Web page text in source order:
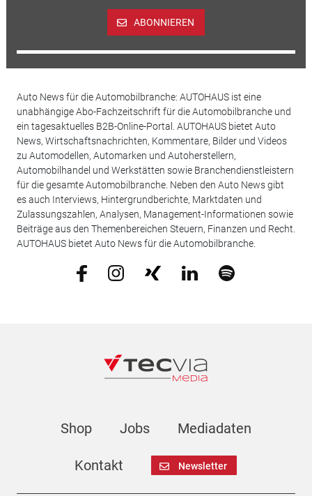
ABONNIEREN
Auto News für die Automobilbranche: AUTOHAUS ist eine
unabhängige Abo-Fachzeitschrift für die Automobilbranche und
ein tagesaktuelles B2B-Online-Portal. AUTOHAUS bietet Auto
News, Wirtschaftsnachrichten, Kommentare, Bilder und Videos
zu Automodellen, Automarken und Autoherstellern,
Automobilhandel und Werkstätten sowie Branchendienstleistern
für die gesamte Automobilbranche. Neben den Auto News gibt
es auch Interviews, Hintergrundberichte, Marktdaten und
Zulassungszahlen, Analysen, Management-Informationen sowie
Beiträge aus den Themenbereichen Steuern, Finanzen und Recht.
AUTOHAUS bietet Auto News für die Automobilbranche.
Shop Jobs Mediadaten
Kontakt Newsletter